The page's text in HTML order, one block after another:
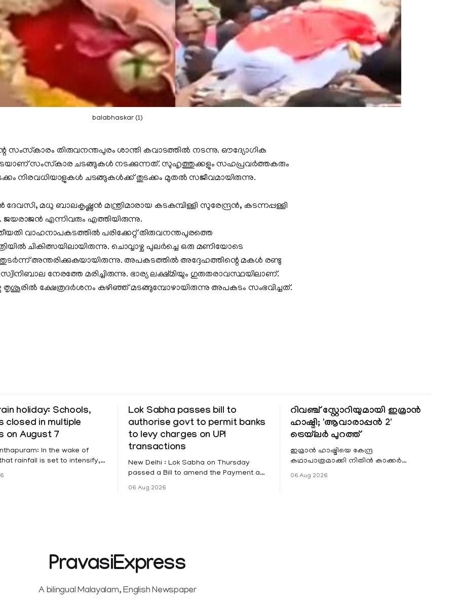
balabhaskar (1)
സംസ്‌കാരം തിരുവനന്തപുരം ശാന്തി കവാടത്തില്‍ നടന്നു. ഔദ്യോഗിക
സംസ്‌കാര ചടങ്ങുകള്‍ നടക്കുന്നത്. സുഹൃത്തുക്കളും സഹപ്രവര്‍ത്തകരും
നിരവധിയാളുകള്‍ ചടങ്ങുകള്‍ക്ക് തുടക്കം മുതല്‍ സജീവമായിരുന്നു.
ദേവസി, മധു ബാലകൃഷ്ണന്‍ മന്ത്രിമാരായ കടകമ്പിള്ളി സുരേന്ദ്രന്‍, കടന്നപ്പള്ളി
ജയരാജന്‍ എന്നിവരും എത്തിയിരുന്നു.
വാഹനാപകടത്തില്‍ പരിക്കേറ്റ് തിരുവനന്തപുരത്തെ
ചികിത്സയിലായിരുന്നു. ചൊവ്വാഴ്ച പുലര്‍ച്ചെ ഒരു മണിയോടെ
അന്തരിക്കുകയായിരുന്നു. അപകടത്തില്‍ അദ്ദേഹത്തിന്റെ മകള്‍ രണ്ടു
നേരത്തേ മരിച്ചിരുന്നു. ഭാര്യ ലക്ഷ്മിയും ഗുരുതരാവസ്ഥയിലാണ്.
തൃശൂരില്‍ ക്ഷേത്രദര്‍ശനം കഴിഞ്ഞ് മടങ്ങുമ്പോഴായിരുന്നു അപകടം സംഭവിച്ചത്.
holiday: Schools,
closed in multiple
on August 7
In the wake of
rainfall is set to intensify,
educational institutions across
Lok Sabha passes bill to
authorise govt to permit banks
to levy charges on UPI
transactions
New Delhi : Lok Sabha on Thursday
passed a Bill to amend the Payment and
authorises the government to permit
06 Aug 2026
റിവഞ്ച് സ്റ്റോറിയുമായി ഇമ്രാൻ
ഹാഷ്മി; 'ആവാരാപ്പൻ 2'
ട്രെയ്‌ലർ പുറത്ത്
ഇമ്രാൻ ഹാഷ്മിയെ കേന്ദ്ര
കഥാപാത്രമാക്കി നിതിൻ കാക്കർ
'ആവാരാപ്പൻ 2'. ഐഎംഡിബി പട്ടിക
06 Aug 2026
PravasiExpress
A bilingual Malayalam, English Newspaper